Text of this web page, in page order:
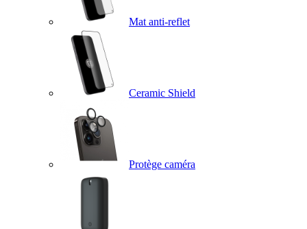
Mat anti-reflet
Ceramic Shield
Protège caméra